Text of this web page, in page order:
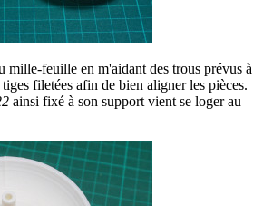
mille-feuille en m'aidant des trous prévus à
filetées afin de bien aligner les pièces.
ainsi fixé à son support vient se loger au